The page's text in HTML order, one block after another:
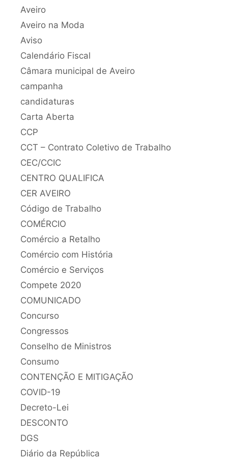
Aveiro
Aveiro na Moda
Aviso
Calendário Fiscal
Câmara municipal de Aveiro
campanha
candidaturas
Carta Aberta
CCP
CCT – Contrato Coletivo de Trabalho
CEC/CCIC
CENTRO QUALIFICA
CER AVEIRO
Código de Trabalho
COMÉRCIO
Comércio a Retalho
Comércio com História
Comércio e Serviços
Compete 2020
COMUNICADO
Concurso
Congressos
Conselho de Ministros
Consumo
CONTENÇÃO E MITIGAÇÃO
COVID-19
Decreto-Lei
DESCONTO
DGS
Diário da República